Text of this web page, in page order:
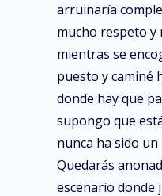
arruinaría
mucho respeto y
mientras se
puesto y caminé
donde hay que
supongo que
nunca ha sido
Quedarás
escenario donde